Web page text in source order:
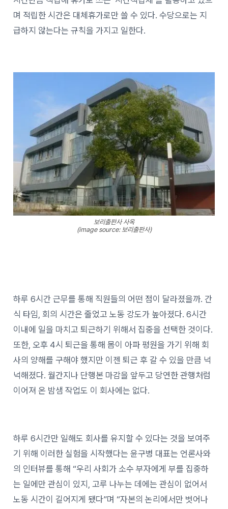
며 적립한 시간은 대체휴가로만 쓸 수 있다. 수당으로는 지
급하지 않는다는 규칙을 가지고 일한다.
보리출판사 사옥
(image source: 보리출판사)
하루 6시간 근무를 통해 직원들의 어떤 점이 달라졌을까. 간
식 타임, 회의 시간은 줄었고 노동 강도가 높아졌다. 6시간
이내에 일을 마치고 퇴근하기 위해서 집중을 선택한 것이다.
또한, 오후 4시 퇴근을 통해 몸이 아파 평원을 가기 위해 회
사의 양해를 구해야 했지만 이젠 퇴근 후 갈 수 있을 만큼 넉
넉해졌다. 월간지나 단행본 마감을 앞두고 당연한 관행처럼
이어져 온 밤샘 작업도 이 회사에는 없다.
하루 6시간만 일해도 회사를 유지할 수 있다는 것을 보여주
기 위해 이러한 실험을 시작했다는 윤구병 대표는 언론사와
의 인터뷰를 통해 “우리 사회가 소수 부자에게 부를 집중하
는 일에만 관심이 있지, 고루 나누는 데에는 관심이 없어서
노동 시간이 길어지게 됐다”며 “자본의 논리에서만 벗어나